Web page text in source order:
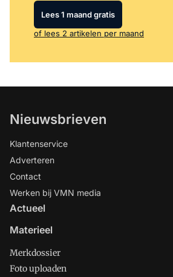
Lees 1 maand gratis
of lees 2 artikelen per maand
Nieuwsbrieven
Klantenservice
Adverteren
Contact
Werken bij VMN media
Actueel
Materieel
Merkdossier
Foto uploaden